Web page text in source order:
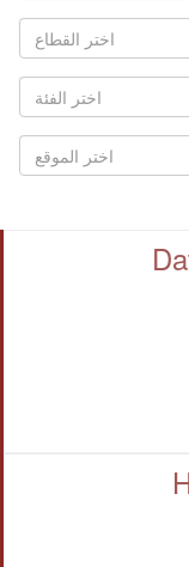
اختر القطاع
اختر الفئة
اختر الموقع